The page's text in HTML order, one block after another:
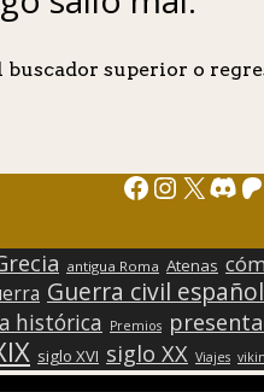
superior o
Facebook
X
antigua Roma Atenas
Guerra civil
histórica Premios
siglo XVI siglo XX Viajes